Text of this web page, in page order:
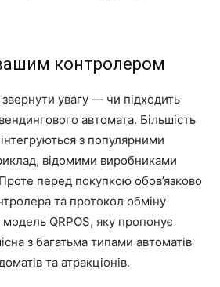
вашим контролером
увагу — чи підходить
автомата. Більшість
з популярними
відомими виробниками
перед покупкою обов’язково
та протокол обміну
QRPOS, яку пропонує
з багатьма типами автоматів
та атракціонів.